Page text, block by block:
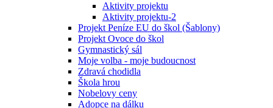
Aktivity projektu
Aktivity projektu-2
Projekt Peníze EU do škol (Šablony)
Projekt Ovoce do škol
Gymnastický sál
Moje volba - moje budoucnost
Zdravá chodidla
Škola hrou
Nobelovy ceny
Adopce na dálku